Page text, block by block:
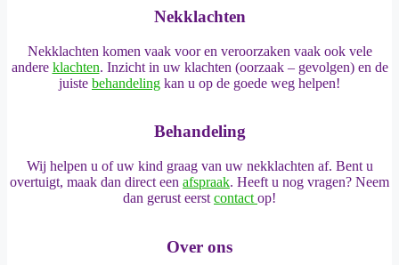
Nekklachten
Nekklachten komen vaak voor en veroorzaken vaak ook vele
andere klachten. Inzicht in uw klachten (oorzaak – gevolgen) en de
juiste behandeling kan u op de goede weg helpen!
Behandeling
Wij helpen u of uw kind graag van uw nekklachten af. Bent u
overtuigt, maak dan direct een afspraak. Heeft u nog vragen? Neem
dan gerust eerst contact op!
Over ons